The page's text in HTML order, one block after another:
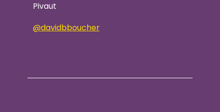
Pivaut
@davidbboucher